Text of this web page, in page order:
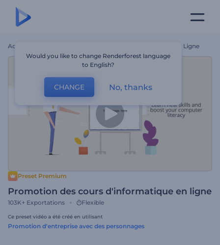
Accueil Promotion Des Cours D'informatique En Ligne
Preset Premium
Promotion des cours d'informatique en ligne
103K+ Exportations Flexible
Ce preset vidéo a été créé en utilisant
Promotion d'entreprise avec des personnages
Would you like to change Renderforest language
to English?
CHANGE No, thanks